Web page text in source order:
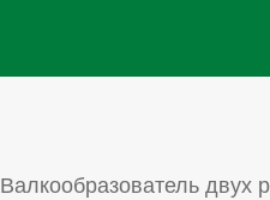
Валкообразователь двух